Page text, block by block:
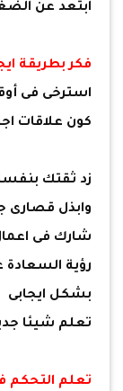
ابتعد عن
فكر بطريقة
استرخى فى
كون علاقات
زد ثقتك
وابذل قصارى
شارك فى
رؤية
بشكل ايجابى
تعلم شيئا
تعلم التحكم